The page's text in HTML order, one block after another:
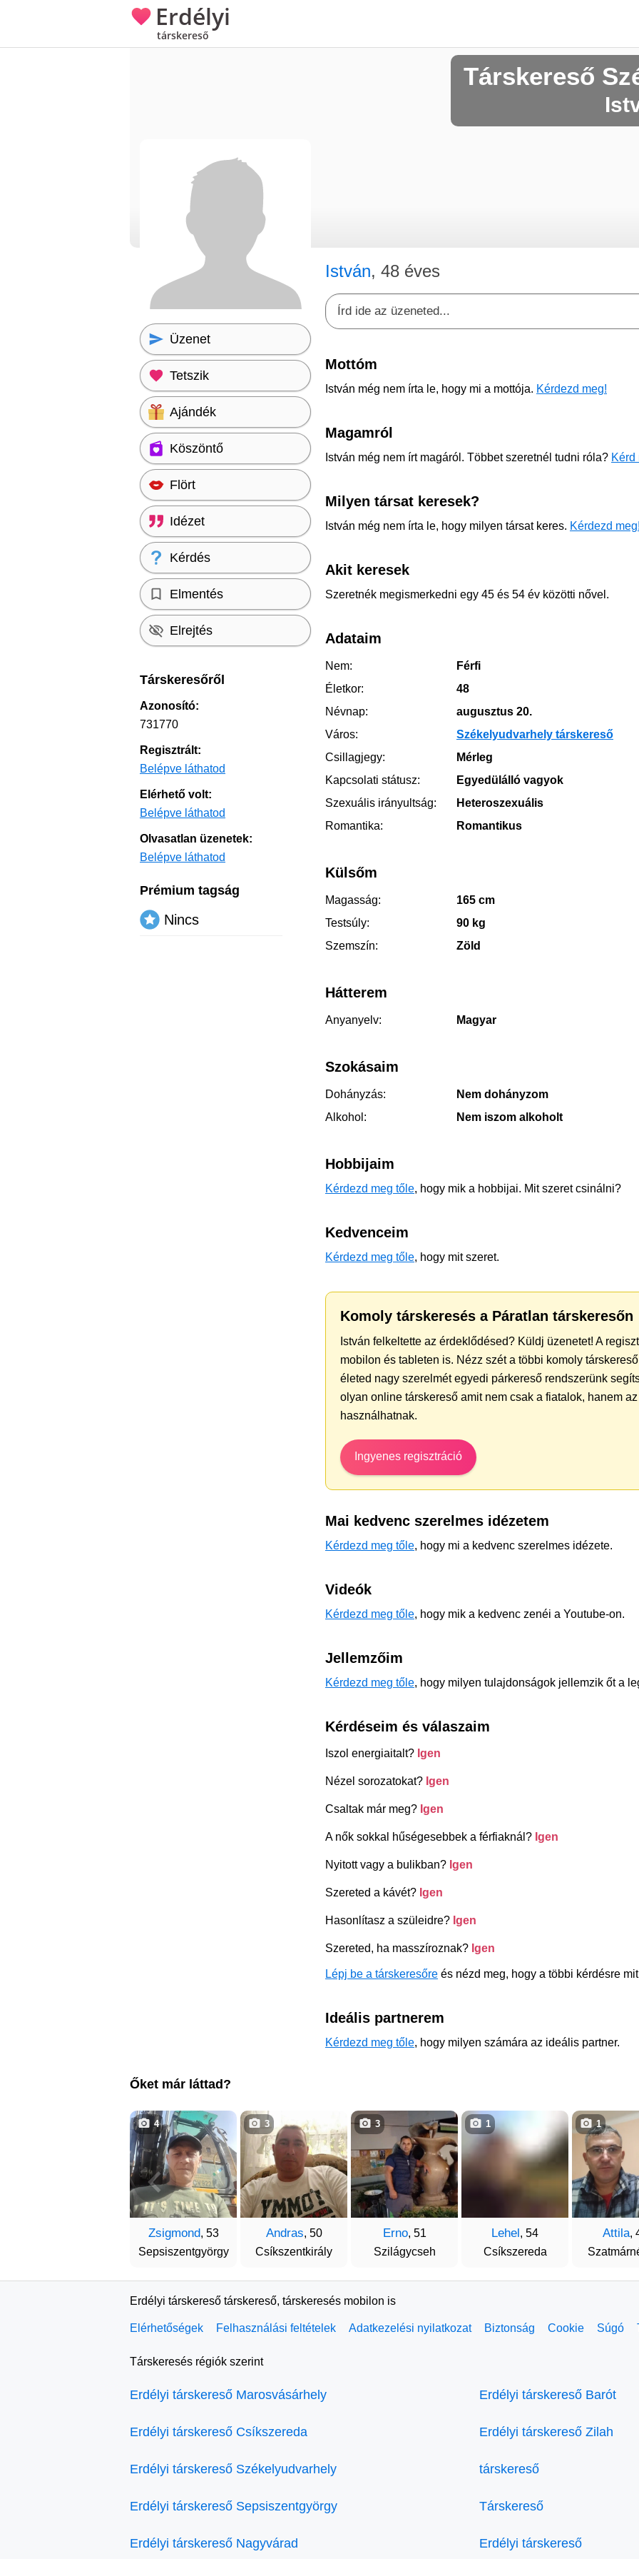
Erdélyi
társkereső
Társkereső
István, 48 éves
Mottóm
István még nem írta le, hogy mi a mottója. Kérdezd meg!
Magamról
István még nem írt magáról. Többet szeretnél tudni róla? Kérd
Milyen társat keresek?
István még nem írta le, hogy milyen társat keres. Kérdezd meg!
Akit keresek
Szeretnék megismerkedni egy 45 és 54 év közötti nővel.
Adataim
Nem:
Férfi
Életkor:
48
Névnap:
augusztus 20.
Város:
Székelyudvarhely társkereső
Csillagjegy:
Mérleg
Kapcsolati státusz:
Egyedülálló vagyok
Szexuális irányultság:
Heteroszexuális
Romantika:
Romantikus
Külsőm
Magasság:
165 cm
Testsúly:
90 kg
Szemszín:
Zöld
Hátterem
Anyanyelv: Magyar
Szokásaim
Dohányzás:
Nem dohányzom
Alkohol:
Nem iszom alkoholt
Hobbijaim
Kérdezd meg tőle, hogy mik a hobbijai. Mit szeret csinálni?
Kedvenceim
Kérdezd meg tőle, hogy mit szeret.
Komoly társkeresés a Páratlan társkeresőn
István felkeltette az érdeklődésed? Küldj üzenetet! A
mobilon és tableten is. Nézz szét a többi komoly
életed nagy szerelmét egyedi párkereső rendszerünk
olyan online társkereső amit nem csak a fiatalok, hanem
használhatnak.
Ingyenes regisztráció
Mai kedvenc szerelmes idézetem
Kérdezd meg tőle, hogy mi a kedvenc szerelmes idézete.
Videók
Kérdezd meg tőle, hogy mik a kedvenc zenéi a Youtube-on.
Jellemzőim
Kérdezd meg tőle, hogy milyen tulajdonságok jellemzik őt a
Kérdéseim és válaszaim
Iszol energiaitalt? Igen
Nézel sorozatokat? Igen
Csaltak már meg? Igen
A nők sokkal hűségesebbek a férfiaknál? Igen
Nyitott vagy a bulikban? Igen
Szereted a kávét? Igen
Hasonlítasz a szüleidre? Igen
Szereted, ha masszíroznak? Igen
Lépj be a társkeresőre és nézd meg, hogy a többi kérdésre
Ideális partnerem
Kérdezd meg tőle, hogy milyen számára az ideális partner.
Üzenet
Tetszik
Ajándék
Köszöntő
Flört
Idézet
Kérdés
Elmentés
Elrejtés
Társkeresőről
Azonosító:
731770
Regisztrált:
Belépve láthatod
Elérhető volt:
Belépve láthatod
Olvasatlan üzenetek:
Belépve láthatod
Prémium tagság
Nincs
Őket már láttad?
Zsigmond, 53
Sepsiszentgyörgy
4
Andras, 50
Csíkszentkirály
3
Erno, 51
Szilágycseh
3
Lehel, 54
Csíkszereda
1
Attila,
1
Erdélyi társkereső társkereső, társkeresés mobilon is
Elérhetőségek Felhasználási feltételek Adatkezelési nyilatkozat Biztonság Cookie Súgó
Társkeresés régiók szerint
Erdélyi társkereső Marosvásárhely
Erdélyi társkereső Csíkszereda
Erdélyi társkereső Székelyudvarhely
Erdélyi társkereső Sepsiszentgyörgy
Erdélyi társkereső Nagyvárad
Erdélyi társkereső Barót
Erdélyi társkereső Zilah
társkereső
Társkereső
Erdélyi társkereső